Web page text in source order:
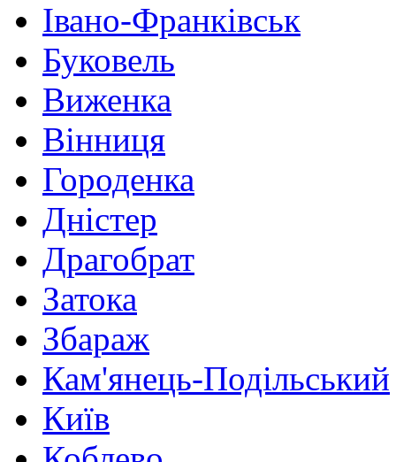
Івано-Франківськ
Буковель
Виженка
Вінниця
Городенка
Дністер
Драгобрат
Затока
Збараж
Кам'янець-Подільський
Київ